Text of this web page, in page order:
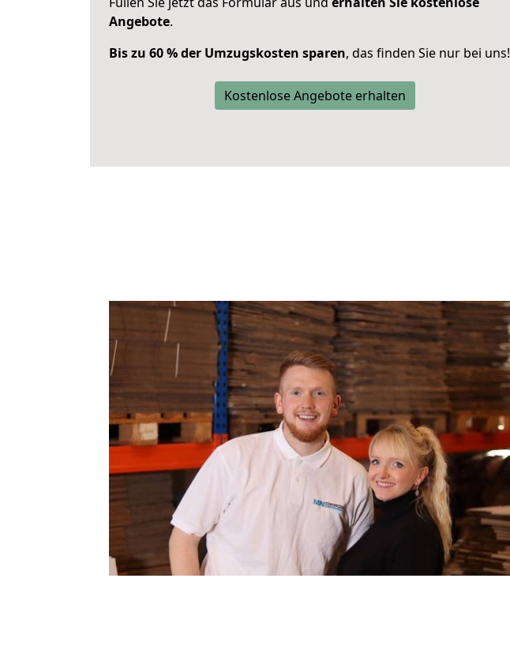
Angebote.
Bis zu 60 % der Umzugskosten sparen, das finden Sie nur bei uns!
Kostenlose Angebote erhalten